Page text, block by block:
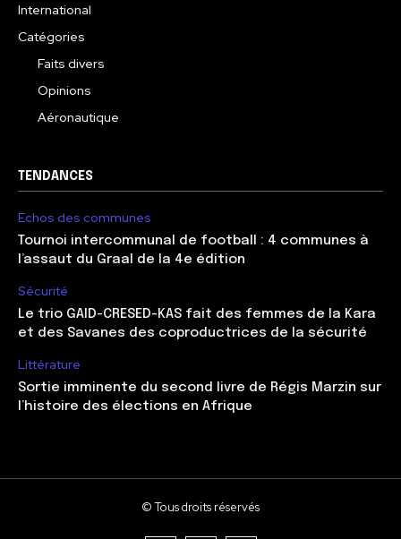
International
Catégories
Faits divers
Opinions
Aéronautique
TENDANCES
Echos des communes
Tournoi intercommunal de football : 4 communes à
l’assaut du Graal de la 4e édition
Sécurité
Le trio GAID-CRESED-KAS fait des femmes de la Kara
et des Savanes des coproductrices de la sécurité
Littérature
Sortie imminente du second livre de Régis Marzin sur
l’histoire des élections en Afrique
© Tous droits réservés